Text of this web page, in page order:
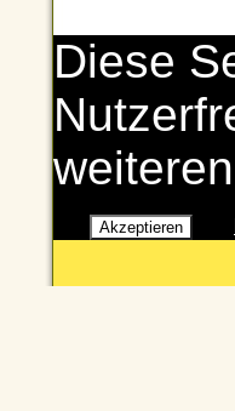
Diese
Akzeptieren